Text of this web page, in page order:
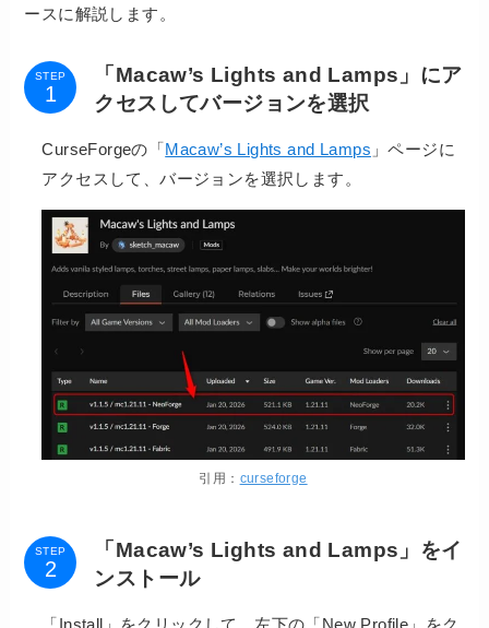
ースに解説します。
STEP
「Macaw’s Lights and Lamps」にア
クセスしてバージョンを選択
CurseForgeの「Macaw’s Lights and Lamps 」ページに
アクセスして、バージョンを選択します。
引用： curseforge
STEP
「Macaw’s Lights and Lamps」をイ
ンストール
「Install」をクリックして、左下の「New Profile」をク